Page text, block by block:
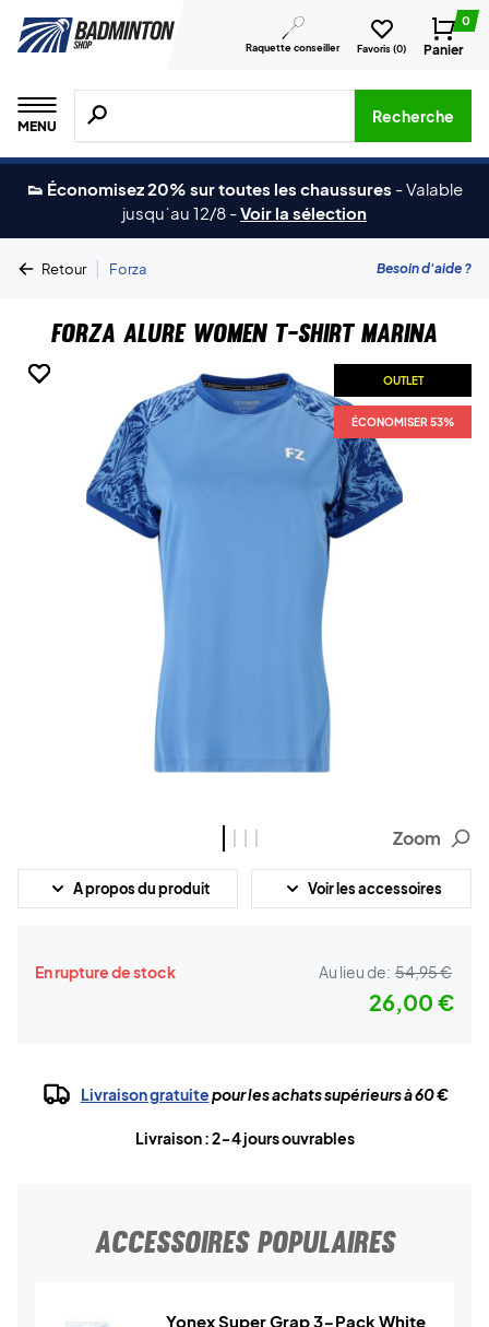
Raquette conseiller Favoris (0)
0
Panier
MENU
Recherche de produits, de marques, etc.
Recherche
👟 Économisez 20% sur toutes les chaussures -Valable
jusqu´au 12/8 -Voir la sélection
Retour | Forza Besoin d'aide ?
Forza Alure Women T-shirt Marina
OUTLET
ÉCONOMISER 53%
OUTLET
ÉCONOMISER 53%
OUTLET
ÉCONOMISER 53%
OUTLET
ÉCONOMISER 53%
Zoom
A propos du produit Voir les accessoires
En rupture de stock Au lieu de: 54,95 €
26,00 €
Livraison gratuitepour les achats supérieurs à 60 €
Livraison : 2-4 jours ouvrables
ACCESSOIRES POPULAIRES
Yonex Super Grap 3-Pack White